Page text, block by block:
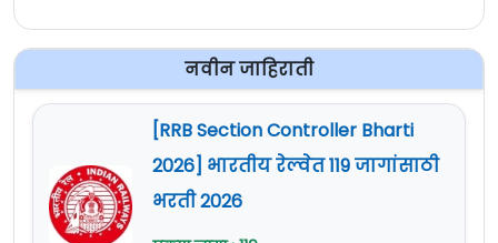
नवीन जाहिराती
[RRB Section Controller Bharti
2026] भारतीय रेल्वेत 119 जागांसाठी
भरती 2026